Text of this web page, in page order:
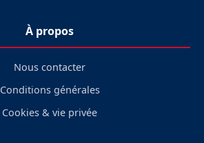
À propos
Nous contacter
Conditions générales
Cookies & vie privée